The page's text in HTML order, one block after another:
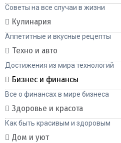
Советы на все случаи в жизни
Кулинария
Аппетитные и вкусные рецепты
Техно и авто
Достижения из мира технологий
Бизнес и финансы
Все о финансах в мире бизнеса
Здоровье и красота
Как быть красивым и здоровым
Дом и уют